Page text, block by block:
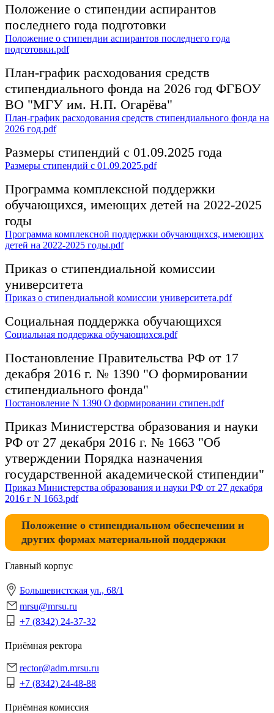
Положение о стипендии аспирантов
последнего года подготовки
Положение о стипендии аспирантов последнего года
подготовки.pdf
План-график расходования средств
стипендиального фонда на 2026 год ФГБОУ
ВО "МГУ им. Н.П. Огарёва"
План-график расходования средств стипендиального фонда на
2026 год.pdf
Размеры стипендий с 01.09.2025 года
Размеры стипендий с 01.09.2025.pdf
Программа комплексной поддержки
обучающихся, имеющих детей на 2022-2025
годы
Программа комплексной поддержки обучающихся, имеющих
детей на 2022-2025 годы.pdf
Приказ о стипендиальной комиссии
университета
Приказ о стипендиальной комиссии университета.pdf
Социальная поддержка обучающихся
Социальная поддержка обучающихся.pdf
Постановление Правительства РФ от 17
декабря 2016 г. № 1390 "О формировании
стипендиального фонда"
Постановление N 1390 О формировании стипен.pdf
Приказ Министерства образования и науки
РФ от 27 декабря 2016 г. № 1663 "Об
утверждении Порядка назначения
государственной академической стипендии"
Приказ Министерства образования и науки РФ от 27 декабря
2016 г N 1663.pdf
Положение о стипендиальном обеспечении и
других формах материальной поддержки
Главный корпус
Большевистская ул., 68/1
mrsu@mrsu.ru
+7 (8342) 24-37-32
Приёмная ректора
rector@adm.mrsu.ru
+7 (8342) 24-48-88
Приёмная комиссия